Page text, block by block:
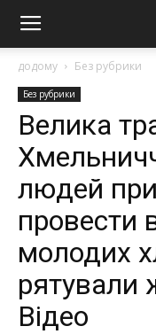
додому Без рубрики
Без рубрики
Велика
людей
провести
молодих
рятували
Відео